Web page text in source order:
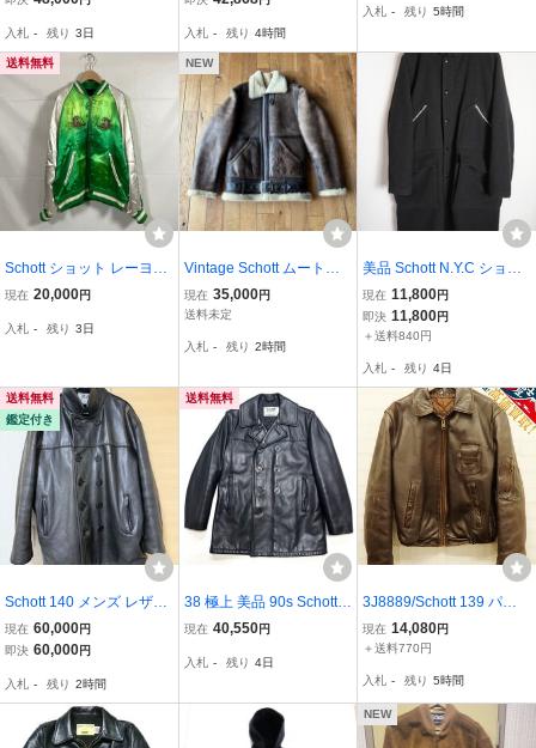
入札 - 残り 3日 入札 - 残り 4時間
A-1タイプ/ミリタリー フ
ビー/USED
入札 - 残り 5時間
送料無料
Schott ショット レーヨン
エイジング スカジャン 型
ユーズド加工 ライトアウ
現在 20,000円
入札 - 残り 3日
NEW
Vintage Schott ムートン
美中古 36 ショット B-3 8
0's フライトジャケット U
現在 35,000円
送料未定
入札 - 残り 2時間
美品 Schott N.Y.C ショッ
ト WOOL MILITARY COA
T ウール ミリタリー コー
ト スナップボタン ジップ
13Q★4
現在 11,800円
即決 11,800円
＋送料840円
入札 - 残り 4日
送料無料
鑑定付き
Schott 140 メンズ レザー
ダブル ピーコートサイズ
48 XXL〜XXXL 希少な刺
ング&メンテナンス済み】
現在 60,000円
即決 60,000円
入札 - 残り 2時間
送料無料
38 極上 美品 90s Schott
ショット 黒 オールレザー
革ジャン アメリカ アメカ
現在 40,550円
入札 - 残り 4日
3J8889/Schott 139 パイ
ロットジャケット ショッ
ト
現在 14,080円
＋送料770円
入札 - 残り 5時間
NEW